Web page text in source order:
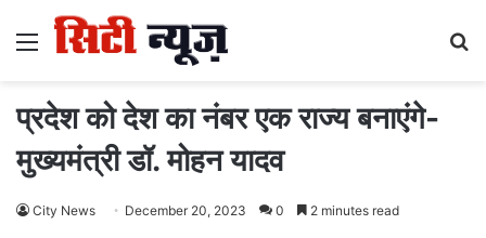
Menu
प्रदेश को देश का नंबर एक राज्य बनाएंगे-
मुख्यमंत्री डॉ. मोहन यादव
City News December 20, 2023 0 2 minutes read